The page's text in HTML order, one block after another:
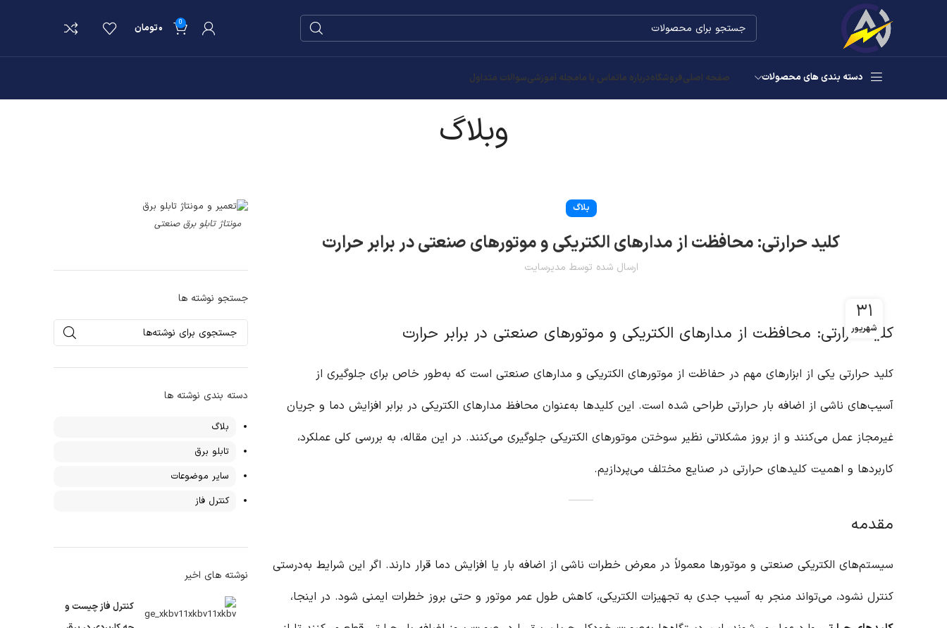
0 ۰تومان
دسته بندی های محصولات صفحه اصلیفروشگاهدرباره ماتماس با مامجله آموزشیسوالات متداول
وبلاگ
بلاگ
کلید حرارتی: محافظت از مدارهای الکتریکی و موتورهای صنعتی در برابر حرارت
ارسال شده توسط مدیرسایت
۳۱
شهریور
کلید حرارتی: محافظت از مدارهای الکتریکی و موتورهای صنعتی در برابر حرارت
کلید حرارتی یکی از ابزارهای مهم در حفاظت از موتورهای الکتریکی و مدارهای صنعتی است که به‌طور خاص برای جلوگیری از
آسیب‌های ناشی از اضافه بار حرارتی طراحی شده است. این کلیدها به‌عنوان محافظ مدارهای الکتریکی در برابر افزایش دما و جریان
غیرمجاز عمل می‌کنند و از بروز مشکلاتی نظیر سوختن موتورهای الکتریکی جلوگیری می‌کنند. در این مقاله، به بررسی کلی عملکرد،
کاربردها و اهمیت کلیدهای حرارتی در صنایع مختلف می‌پردازیم.
مقدمه
سیستم‌های الکتریکی صنعتی و موتورها معمولاً در معرض خطرات ناشی از اضافه بار یا افزایش دما قرار دارند. اگر این شرایط به‌درستی
کنترل نشود، می‌تواند منجر به آسیب جدی به تجهیزات الکتریکی، کاهش طول عمر موتور و حتی بروز خطرات ایمنی شود. در اینجا،
مونتاژ تابلو برق صنعتی
جستجو نوشته ها
دسته بندی نوشته ها
بلاگ
تابلو برق
سایر موضوعات
کنترل فاز
نوشته های اخیر
کنترل فاز چیست و